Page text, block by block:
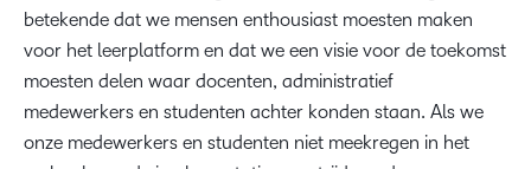
betekende dat we mensen enthousiast moesten maken
voor het leerplatform en dat we een visie voor de toekomst
moesten delen waar docenten, administratief
medewerkers en studenten achter konden staan. Als we
onze medewerkers en studenten niet meekregen in het